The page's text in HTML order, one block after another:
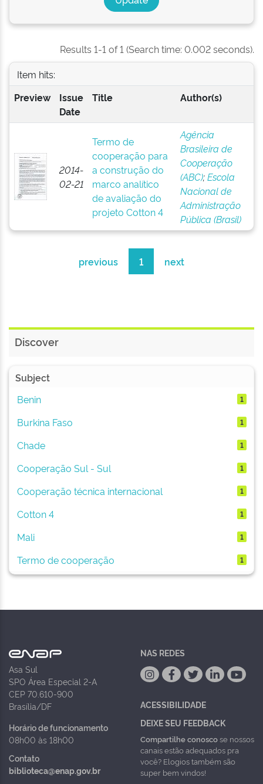
Results 1-1 of 1 (Search time: 0.002 seconds).
Item hits:
Preview
Issue
Date
Title Author(s)
2014-
02-21
Termo de
cooperação para
a construção do
marco analítico
de avaliação do
projeto Cotton 4
Agência
Brasileira de
Cooperação
(ABC);Escola
Nacional de
Administração
Pública (Brasil)
previous 1 next
Discover
Subject
Benin
1
Burkina Faso 1
Chade 1
Cooperação Sul - Sul 1
Cooperação técnica internacional 1
Cotton 4 1
Mali 1
Termo de cooperação 1
Asa Sul
SPO Área Especial 2-A
CEP 70.610-900
Brasília/DF
Horário de funcionamento
08h00 às 18h00
Contato
biblioteca@enap.gov.br
NAS REDES
ACESSIBILIDADE
DEIXE SEU FEEDBACK
Compartilhe conoscose nossos
canais estão adequados pra
você? Elogios também são
super bem vindos!